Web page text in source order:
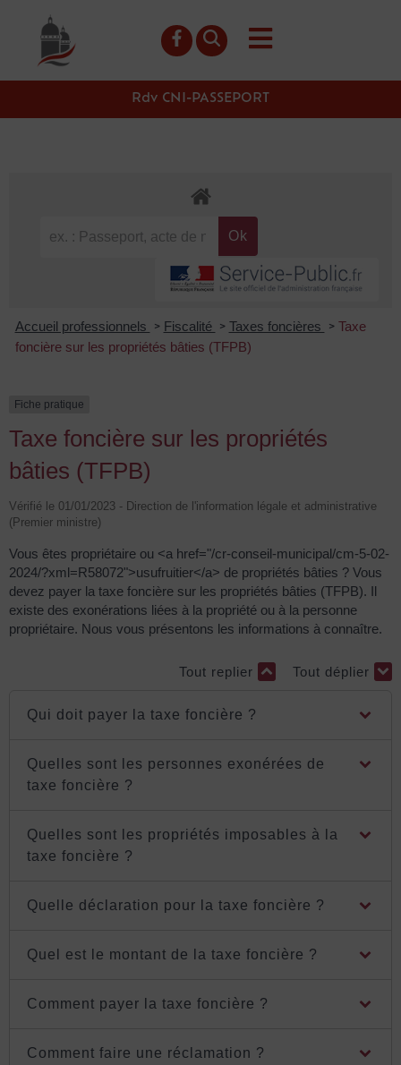
principal
Rdv CNI-PASSEPORT
Accueil professionnels > Fiscalité > Taxes foncières > Taxe
foncière sur les propriétés bâties (TFPB)
Fiche pratique
Taxe foncière sur les propriétés
bâties (TFPB)
Vérifié le 01/01/2023 - Direction de l'information légale et administrative
(Premier ministre)
Vous êtes propriétaire ou <a href="/cr-conseil-municipal/cm-5-02-
2024/?xml=R58072">usufruitier</a> de propriétés bâties ? Vous
devez payer la taxe foncière sur les propriétés bâties (TFPB). Il
existe des exonérations liées à la propriété ou à la personne
propriétaire. Nous vous présentons les informations à connaître.
Tout replier Tout déplier
Qui doit payer la taxe foncière ?
Quelles sont les personnes exonérées de
taxe foncière ?
Quelles sont les propriétés imposables à la
taxe foncière ?
Quelle déclaration pour la taxe foncière ?
Quel est le montant de la taxe foncière ?
Comment payer la taxe foncière ?
Comment faire une réclamation ?